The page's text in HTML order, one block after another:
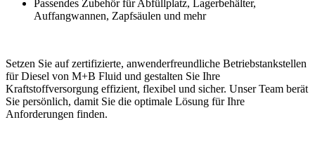
Passendes Zubehör für Abfüllplatz, Lagerbehälter,
Auffangwannen, Zapfsäulen und mehr
Setzen Sie auf zertifizierte, anwenderfreundliche Betriebstankstellen
für Diesel von M+B Fluid und gestalten Sie Ihre
Kraftstoffversorgung effizient, flexibel und sicher. Unser Team berät
Sie persönlich, damit Sie die optimale Lösung für Ihre
Anforderungen finden.